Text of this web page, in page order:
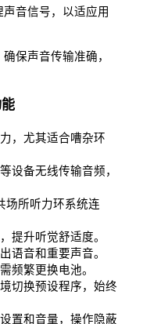
音信号，以适应用
保声音传输准确，
，尤其适合嘈杂环
设备无线传输音频，
场所听力环系统连
提升听觉舒适度。
语音和重要声音。
频繁更换电池。
切换预设程序，始终
置和音量，操作隐蔽